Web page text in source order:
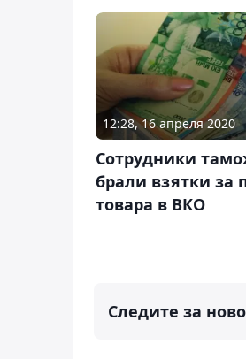
12:28, 16 апреля 2020
Сотрудники
брали взятки за
товара в ВКО
Следите за